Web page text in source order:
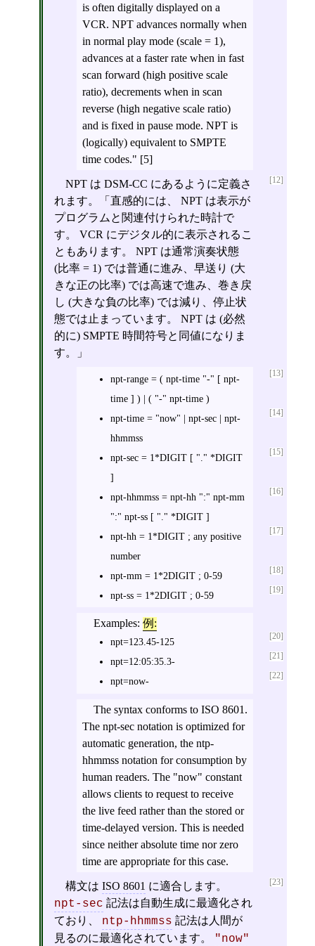
is often digitally displayed on a
VCR. NPT advances normally when
in normal play mode (scale = 1),
advances at a faster rate when in fast
scan forward (high positive scale
ratio), decrements when in scan
reverse (high negative scale ratio)
and is fixed in pause mode. NPT is
(logically) equivalent to SMPTE
time codes." [5]
[12]
NPT は DSM-CC にあるように定義さ
れます。「直感的には、 NPT は表示が
プログラムと関連付けられた時計で
す。 VCR にデジタル的に表示されるこ
ともあります。 NPT は通常演奏状態
(比率 = 1) では普通に進み、早送り (大
きな正の比率) では高速で進み、巻き戻
し (大きな負の比率) では減り、停止状
態では止まっています。 NPT は (必然
的に) SMPTE 時間符号と同値になりま
す。」
[13]
npt-range = ( npt-time "-" [ npt-
time ] ) | ( "-" npt-time )
[14]
npt-time = "now" | npt-sec | npt-
hhmmss
[15]
npt-sec = 1*DIGIT [ "." *DIGIT
]
[16]
npt-hhmmss = npt-hh ":" npt-mm
":" npt-ss [ "." *DIGIT ]
[17]
npt-hh = 1*DIGIT ; any positive
number
[18]
npt-mm = 1*2DIGIT ; 0-59
[19]
npt-ss = 1*2DIGIT ; 0-59
Examples: 例:
[20]
npt=123.45-125
[21]
npt=12:05:35.3-
[22]
npt=now-
The syntax conforms to ISO 8601.
The npt-sec notation is optimized for
automatic generation, the ntp-
hhmmss notation for consumption by
human readers. The "now" constant
allows clients to request to receive
the live feed rather than the stored or
time-delayed version. This is needed
since neither absolute time nor zero
time are appropriate for this case.
[23]
構文は ISO 8601 に適合します。
npt-sec 記法は自動生成に最適化され
ており、 ntp-hhmmss 記法は人間が
見るのに最適化されています。
"now"